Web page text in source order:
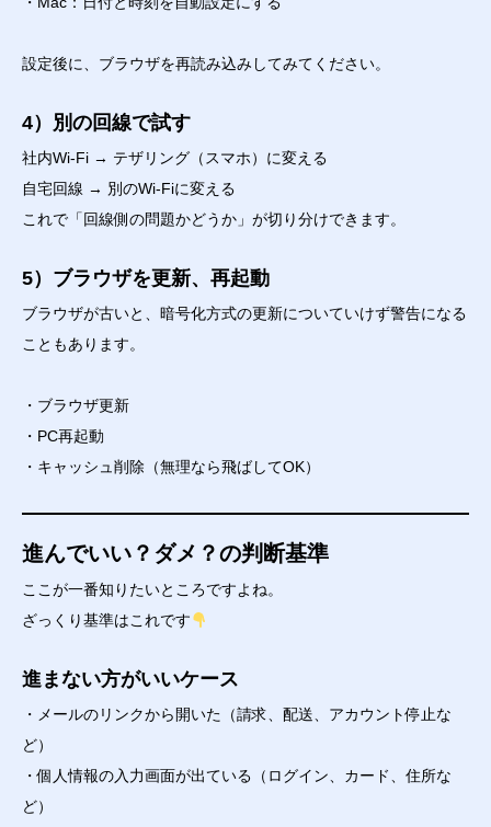
設定後に、ブラウザを再読み込みしてみてください。
4）別の回線で試す
社内Wi-Fi → テザリング（スマホ）に変える
自宅回線 → 別のWi-Fiに変える
これで「回線側の問題かどうか」が切り分けできます。
5）ブラウザを更新、再起動
ブラウザが古いと、暗号化方式の更新についていけず警告になる
こともあります。
・ブラウザ更新
・PC再起動
・キャッシュ削除（無理なら飛ばしてOK）
進んでいい？ダメ？の判断基準
ここが一番知りたいところですよね。
ざっくり基準はこれです
進まない方がいいケース
・メールのリンクから開いた（請求、配送、アカウント停止な
ど）
・個人情報の入力画面が出ている（ログイン、カード、住所な
ど）